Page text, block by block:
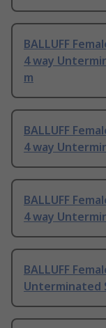
BALLUFF
4 way
m
BALLUFF
4 way
BALLUFF
4 way
BALLUFF
Unterminated